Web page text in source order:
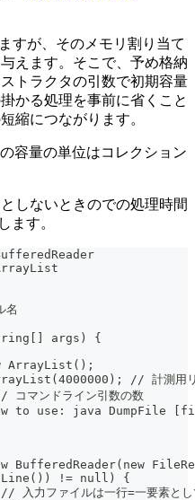
すが、そのメモリ割り当て
えます。そこで、予め格納
トラクタの引数で初期容量
かる処理を事前に省くこと
縮につながります。
容量の単位はコレクション
しないときのでの処理時間
ます。
名
args) {
ArrayList();
// 計測用リ
マンドライン引数の数
to use: java DumpFile
BufferedReader(new
!= null) {
力ファイルは一行=一要素とし